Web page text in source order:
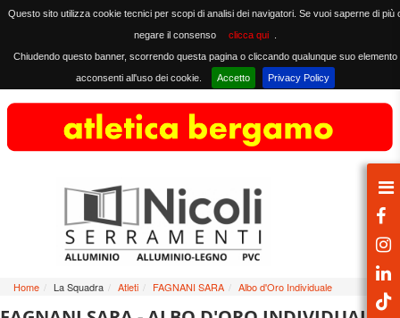
Questo sito utilizza cookie tecnici per scopi di analisi dei navigatori. Se vuoi saperne di più
negare il consenso
clicca qui
Chiudendo questo banner, scorrendo questa pagina o cliccando qualunque suo elemento
acconsenti all'uso dei cookie.
Accetto Privacy Policy
Home / La Squadra / Atleti / FAGNANI SARA / Albo d'Oro Individuale